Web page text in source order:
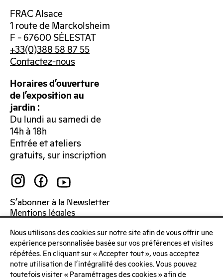
FRAC Alsace
1 route de Marckolsheim
F – 67600 SÉLESTAT
+33(0)388 58 87 55
Contactez-nous
Horaires d’ouverture
de l’exposition au
jardin :
Du lundi au samedi de
14h à 18h
Entrée et ateliers
gratuits, sur inscription
S’abonner à la Newsletter
Mentions légales
Nous utilisons des cookies sur notre site afin de vous offrir une
expérience personnalisée basée sur vos préférences et visites
répétées. En cliquant sur « Accepter tout », vous acceptez
notre utilisation de l'intégralité des cookies. Vous pouvez
toutefois visiter « Paramétrages des cookies » afin de